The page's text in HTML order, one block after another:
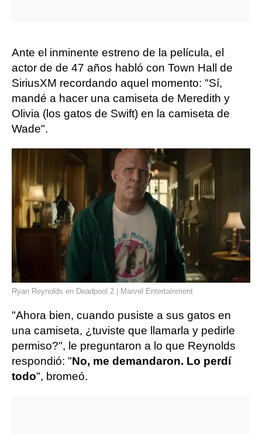
Ante el inminente estreno de la película, el
actor de de 47 años habló con Town Hall de
SiriusXM recordando aquel momento: "Sí,
mandé a hacer una camiseta de Meredith y
Olivia (los gatos de Swift) en la camiseta de
Wade".
Ryan Reynolds en Deadpool 2 | Marvel Entertainment
"Ahora bien, cuando pusiste a sus gatos en
una camiseta, ¿tuviste que llamarla y pedirle
permiso?", le preguntaron a lo que Reynolds
respondió: "No, me demandaron. Lo perdí
todo", bromeó.